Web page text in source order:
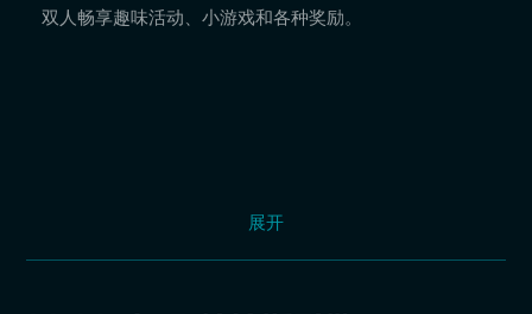
双人畅享趣味活动、小游戏和各种奖励。
展开